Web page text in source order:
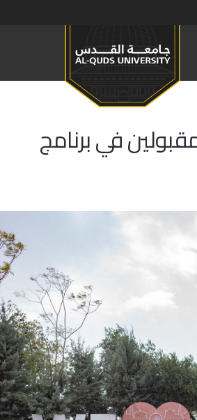
في برنامج